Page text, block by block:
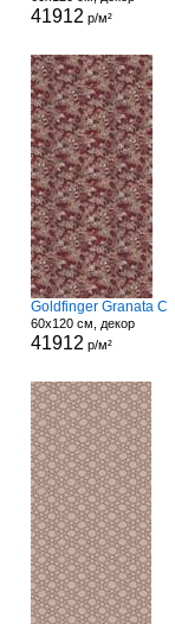
41912 р/м²
Goldfinger Granata C
60x120 см, декор
41912 р/м²